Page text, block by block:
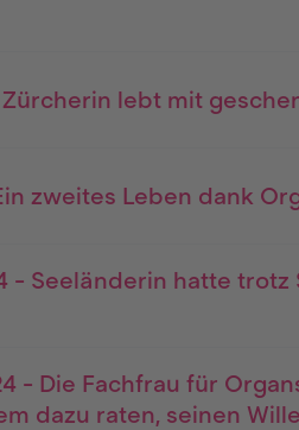
lebt mit
zweites Leben dank
- Seeländerin hatte trotz
- Die Fachfrau für
dazu raten, seinen